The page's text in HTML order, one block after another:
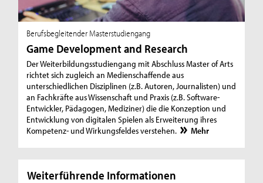
Berufsbegleitender Masterstudiengang
Game Development and Research
Der Weiterbildungsstudiengang mit Abschluss Master of Arts
richtet sich zugleich an Medienschaffende aus
unterschiedlichen Disziplinen (z.B. Autoren, Journalisten) und
an Fachkräfte aus Wissenschaft und Praxis (z.B. Software-
Entwickler, Pädagogen, Mediziner) die die Konzeption und
Entwicklung von digitalen Spielen als Erweiterung ihres
Kompetenz- und Wirkungsfeldes verstehen.
Mehr
Weiterführende Informationen